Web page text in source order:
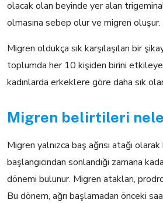
olacak olan beyinde yer alan
olmasına sebep olur ve migren oluşur.
Migren oldukça sık karşılaşılan bir
toplumda her 10 kişiden birini
kadınlarda erkeklere göre daha sık
Migren belirtileri
Migren yalnızca baş ağrısı atağı
başlangıcından sonlandığı zamana
dönemi bulunur. Migren atakları,
Bu dönem, ağrı başlamadan önceki